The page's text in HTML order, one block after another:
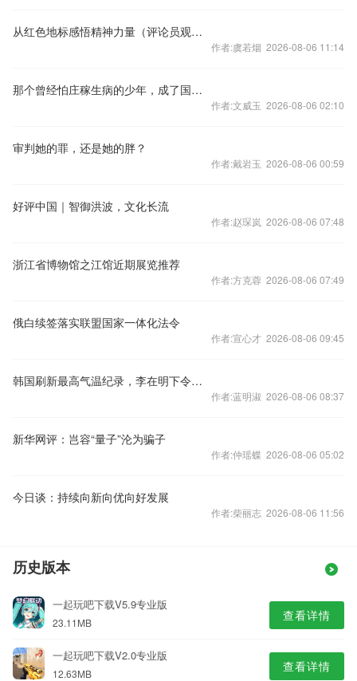
从红色地标感悟精神力量（评论员观察）
作者:虞若烟 2026-08-06 11:14
那个曾经怕庄稼生病的少年，成了国门检疫的“把关人”
作者:文威玉 2026-08-06 02:10
审判她的罪，还是她的胖？
作者:戴岩玉 2026-08-06 00:59
好评中国｜智御洪波，文化长流
作者:赵琛岚 2026-08-06 07:48
浙江省博物馆之江馆近期展览推荐
作者:方克蓉 2026-08-06 07:49
俄白续签落实联盟国家一体化法令
作者:宣心才 2026-08-06 09:45
韩国刷新最高气温纪录，李在明下令：将当前情况视为“国家灾难状态”
作者:蓝明淑 2026-08-06 08:37
新华网评：岂容“量子”沦为骗子
作者:仲瑶蝶 2026-08-06 05:02
今日谈：持续向新向优向好发展
作者:柴丽志 2026-08-06 11:56
历史版本
一起玩吧下载V5.9专业版
23.11MB 查看详情
一起玩吧下载V2.0专业版
12.63MB 查看详情